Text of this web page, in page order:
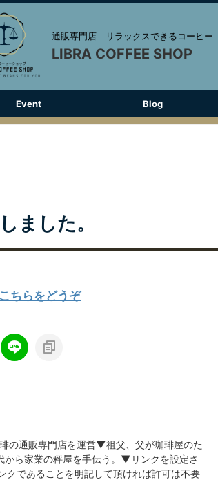
通販専門店 リラックスできるコーヒー
LIBRA COFFEE SHOP
Event Blog
ました。
こちらをどうぞ
の通販専門店を運営▼祖父、父が珈琲屋のた
ら家業の秤屋を手伝う。▼リンクを設定さ
クであることを明記して頂ければ許可は不要